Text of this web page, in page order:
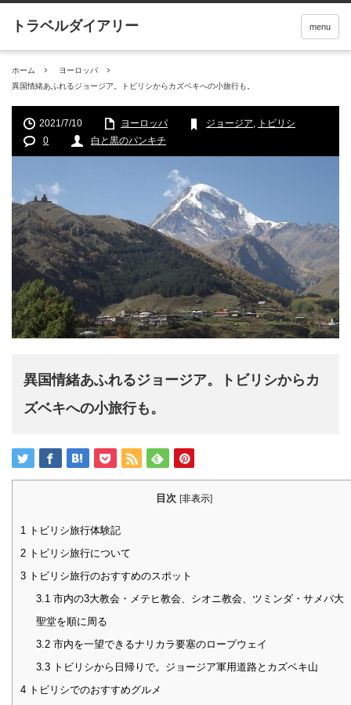
menu
ホーム
ヨーロッパ
異国情緒あふれるジョージア。トビリシからカズベキへの小旅行も。
2021/7/10 ヨーロッパ ジョージア, トビリシ
0
白と黒のパンキチ
異国情緒あふれるジョージア。トビリシからカ
ズベキへの小旅行も。
目次 [非表示]
1
トビリシ旅行体験記
2 トビリシ旅行について
3 トビリシ旅行のおすすめのスポット
3.1 市内の3大教会・メテヒ教会、シオニ教会、ツミンダ・サメバ大
聖堂を順に周る
3.2市内を一望できるナリカラ要塞のロープウェイ
3.3トビリシから日帰りで。ジョージア軍用道路とカズベキ山
4 トビリシでのおすすめグルメ